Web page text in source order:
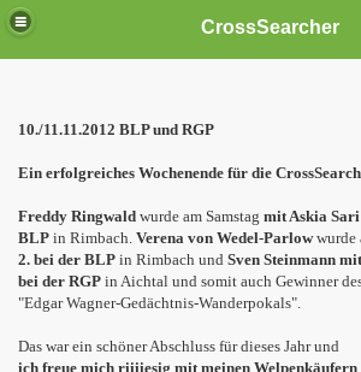
CrossSearcher
10./11.11.2012 BLP und RGP
Ein erfolgreiches Wochenende für die
Freddy Ringwald wurde am Samstag mit Askia Sari
BLP in Rimbach. Verena von Wedel-Parlowwurde
2. bei der BLP in Rimbach und Sven Steinmann
bei der RGP in Aichtal und somit auch Gewinner
"Edgar Wagner-Gedächtnis-Wanderpokals".
Das war ein schöner Abschluss für dieses Jahr und
ich freue mich riiiiesig mit meinen Welpenkäufern